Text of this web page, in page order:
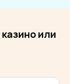
или